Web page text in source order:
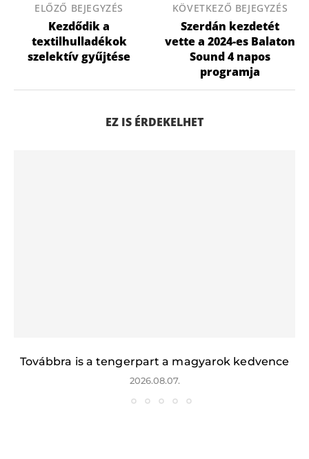
ELŐZŐ BEJEGYZÉS
Kezdődik a
textilhulladékok
szelektív gyűjtése
KÖVETKEZŐ BEJEGYZÉS
Szerdán kezdetét
vette a 2024-es Balaton
Sound 4 napos
programja
EZ IS ÉRDEKELHET
Továbbra is a tengerpart a magyarok kedvence
2026.08.07.